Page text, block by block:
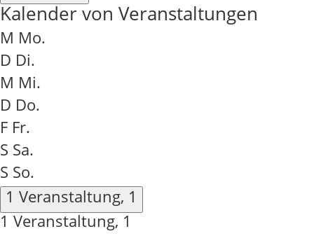
Kalender von Veranstaltungen
M Mo.
D Di.
M Mi.
D Do.
F Fr.
S Sa.
S So.
1 Veranstaltung, 1
1 Veranstaltung, 1